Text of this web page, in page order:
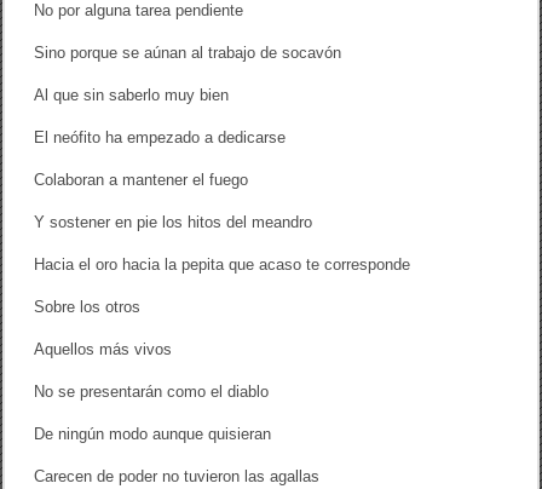
No por alguna tarea pendiente
Sino porque se aúnan al trabajo de socavón
Al que sin saberlo muy bien
El neófito ha empezado a dedicarse
Colaboran a mantener el fuego
Y sostener en pie los hitos del meandro
Hacia el oro hacia la pepita que acaso te corresponde
Sobre los otros
Aquellos más vivos
No se presentarán como el diablo
De ningún modo aunque quisieran
Carecen de poder no tuvieron las agallas